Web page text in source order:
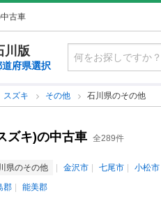
古車
川版
道府県選択
スズキ その他 石川県のその他
ズキ)の中古車 全289件
県のその他 金沢市 七尾市 小松市
郡
能美郡